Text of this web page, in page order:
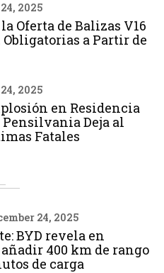
2025
Oferta de Balizas V16
Obligatorias a Partir de
2025
en Residencia
Deja al
Fatales
24, 2025
BYD revela en
400 km de rango
de carga